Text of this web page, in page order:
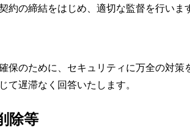
約の締結をはじめ、適切な監督を行いま
保のために、セキュリティに万全の対
て遅滞なく回答いたします。
除等